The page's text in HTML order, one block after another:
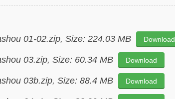
01-02.zip, Size: 224.03 MB Download
03.zip, Size: 60.34 MB Download
03b.zip, Size: 88.4 MB Download